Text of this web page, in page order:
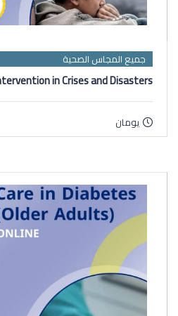
جميع المجاس الصحية
in Crises and Disasters
يومان